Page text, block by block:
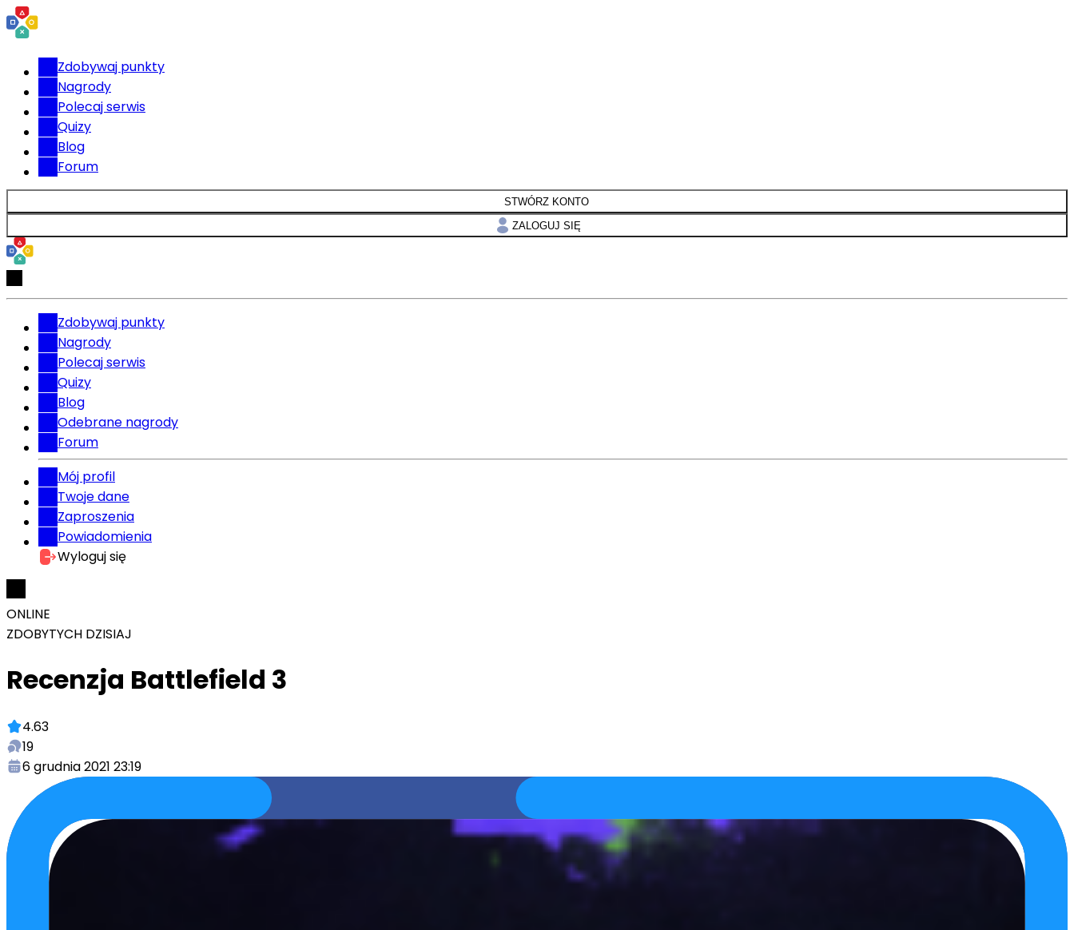
Zdobywaj punkty
Nagrody
Polecaj serwis
Quizy
Blog
Forum
STWÓRZ KONTO
ZALOGUJ SIĘ
Zdobywaj punkty
Nagrody
Polecaj serwis
Quizy
Blog
Odebrane nagrody
Forum
Mój profil
Twoje dane
Zaproszenia
Powiadomienia
Wyloguj się
ONLINE
ZDOBYTYCH DZISIAJ
Recenzja Battlefield 3
4.63
19
6 grudnia 2021 23:19